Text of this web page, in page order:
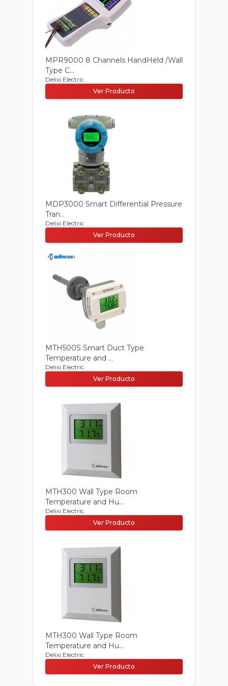
MPR9000 8 Channels HandHeld /Wall
Type C...
Delixi Electric
Ver Producto
MDP3000 Smart Differential Pressure
Tran...
Delixi Electric
Ver Producto
MTH500S Smart Duct Type
Temperature and ...
Delixi Electric
Ver Producto
MTH300 Wall Type Room
Temperature and Hu...
Delixi Electric
Ver Producto
MTH300 Wall Type Room
Temperature and Hu...
Delixi Electric
Ver Producto